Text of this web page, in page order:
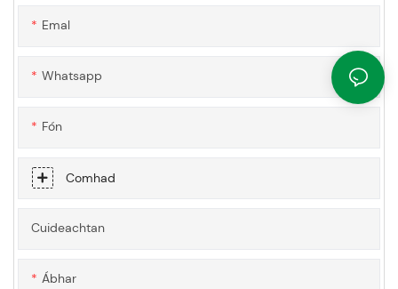
Emal
Whatsapp
Fón
Comhad
Cuideachtan
Ábhar